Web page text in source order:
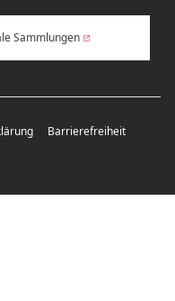
Sammlungen
Barrierefreiheit